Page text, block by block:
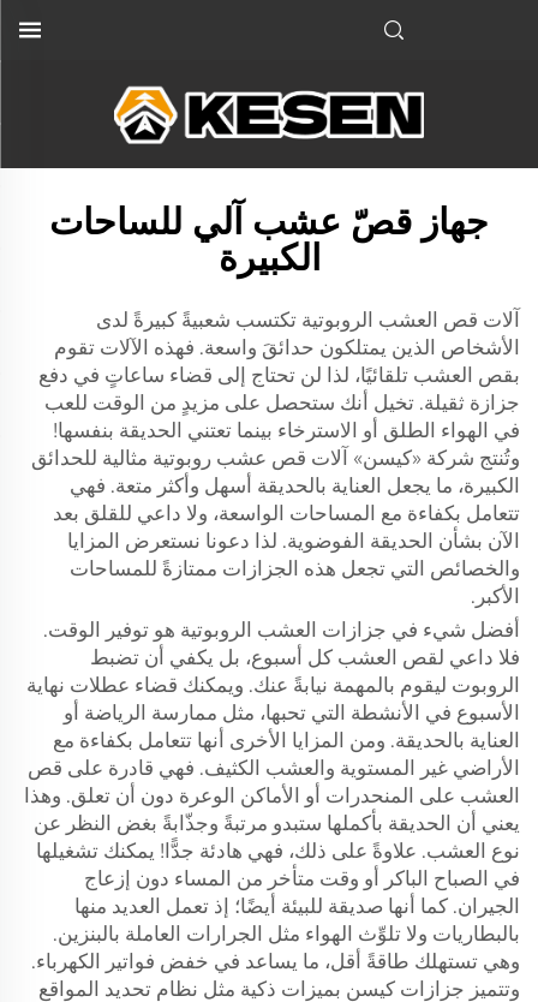
جهاز قصّ عشب آلي للساحات
الكبيرة
آلات قص العشب الروبوتية تكتسب شعبيةً كبيرةً لدى
الأشخاص الذين يمتلكون حدائقَ واسعة. فهذه الآلات تقوم
بقص العشب تلقائيًا، لذا لن تحتاج إلى قضاء ساعاتٍ في دفع
جزازة ثقيلة. تخيل أنك ستحصل على مزيدٍ من الوقت للعب
في الهواء الطلق أو الاسترخاء بينما تعتني الحديقة بنفسها!
وتُنتج شركة «كيسن» آلات قص عشب روبوتية مثالية للحدائق
الكبيرة، ما يجعل العناية بالحديقة أسهل وأكثر متعة. فهي
تتعامل بكفاءة مع المساحات الواسعة، ولا داعي للقلق بعد
الآن بشأن الحديقة الفوضوية. لذا دعونا نستعرض المزايا
والخصائص التي تجعل هذه الجزازات ممتازةً للمساحات
الأكبر.
أفضل شيء في جزازات العشب الروبوتية هو توفير الوقت.
فلا داعي لقص العشب كل أسبوع، بل يكفي أن تضبط
الروبوت ليقوم بالمهمة نيابةً عنك. ويمكنك قضاء عطلات نهاية
الأسبوع في الأنشطة التي تحبها، مثل ممارسة الرياضة أو
العناية بالحديقة. ومن المزايا الأخرى أنها تتعامل بكفاءة مع
الأراضي غير المستوية والعشب الكثيف. فهي قادرة على قص
العشب على المنحدرات أو الأماكن الوعرة دون أن تعلق. وهذا
يعني أن الحديقة بأكملها ستبدو مرتبةً وجذّابةً بغض النظر عن
نوع العشب. علاوةً على ذلك، فهي هادئة جدًّا! يمكنك تشغيلها
في الصباح الباكر أو وقت متأخر من المساء دون إزعاج
الجيران. كما أنها صديقة للبيئة أيضًا؛ إذ تعمل العديد منها
بالبطاريات ولا تلوِّث الهواء مثل الجرارات العاملة بالبنزين.
وهي تستهلك طاقةً أقل، ما يساعد في خفض فواتير الكهرباء.
وتتميز جزازات كيسن بميزات ذكية مثل نظام تحديد المواقع